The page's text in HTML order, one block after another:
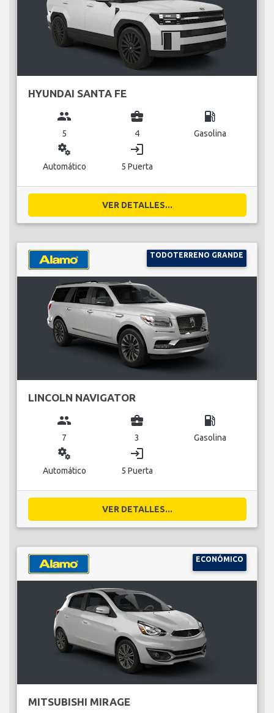
HYUNDAI SANTA FE
group
5
business_center
4
local_gas_station
Gasolina
miscellaneous_services
Automático
login
5 Puerta
VER DETALLES...
TODOTERRENO GRANDE
LINCOLN NAVIGATOR
group
7
business_center
3
local_gas_station
Gasolina
miscellaneous_services
Automático
login
5 Puerta
VER DETALLES...
ECONÓMICO
MITSUBISHI MIRAGE